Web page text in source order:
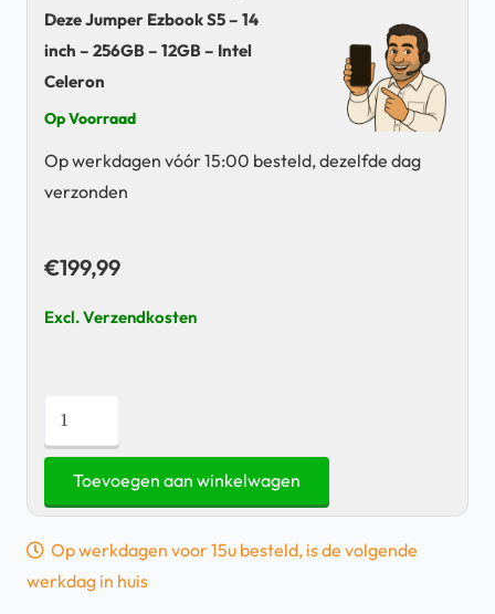
Deze Jumper Ezbook S5 – 14
inch – 256GB – 12GB – Intel
Celeron
Op Voorraad
Op werkdagen vóór 15:00 besteld, dezelfde dag
verzonden
€199,99
Excl. Verzendkosten
Jumper
Ezbook
-
inch
-
Toevoegen aan winkelwagen
Op werkdagen voor 15u besteld, is de volgende
werkdag in huis